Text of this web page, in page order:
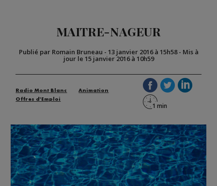
MAITRE-NAGEUR
Publié par Romain Bruneau - 13 janvier 2016 à 15h58- Mis à
jour le 15 janvier 2016 à 10h59
Radio Mont Blanc
Animation
Offres d'Emploi